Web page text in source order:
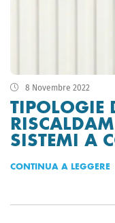
8 Novembre 2022
SISTEMI A
CONTINUA A LEGGERE